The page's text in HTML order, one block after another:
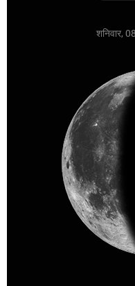
शनिवार,